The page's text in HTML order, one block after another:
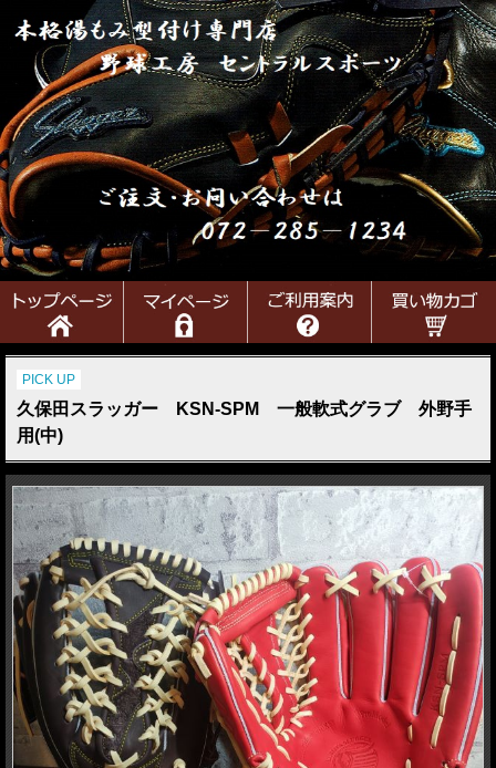
PICK UP
久保田スラッガー KSN-SPM 一般軟式グラブ 外野手
用(中)